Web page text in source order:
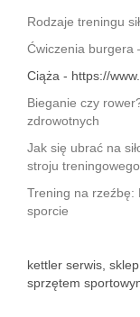
Rodzaje treningu
Ćwiczenia burgera
Ciąża - https://
Bieganie czy
zdrowotnych
Jak się ubrać na
stroju treningowego
Trening na rzeźbę:
sporcie
kettler serwis,
sprzętem